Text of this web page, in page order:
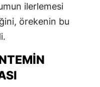
ilerlemesi
örekenin bu